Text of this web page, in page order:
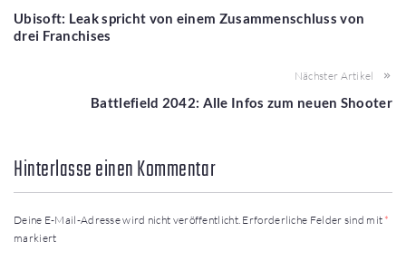
Ubisoft: Leak spricht von einem Zusammenschluss von
drei Franchises
Nächster Artikel
Battlefield 2042: Alle Infos zum neuen Shooter
Hinterlasse einen Kommentar
Deine E-Mail-Adresse wird nicht veröffentlicht. Erforderliche Felder sind mit *
markiert